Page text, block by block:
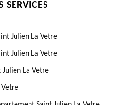
SERVICES
Julien La Vetre
Julien La Vetre
Julien La Vetre
Vetre